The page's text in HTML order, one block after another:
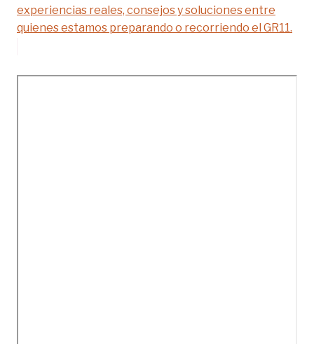
experiencias reales, consejos y soluciones entre
quienes estamos preparando o recorriendo el GR11.